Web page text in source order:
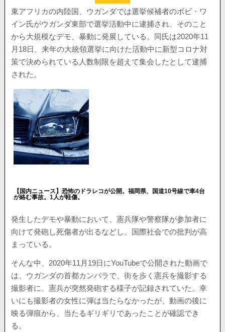
東アフリカの内陸国、ウガンダでは選挙候補者のボビ・ワ
イン氏がウガンダ東部で選挙活動中に逮捕され、そのこと
から大規模なデモ、暴動に発展している。同氏は2020年11
月18日、来年の大統領選挙に向けた活動中に新型コロナ対
策で決められている人数制限を超えて集会したとして逮捕
された。
【国内ニュース】恐怖のドラレコが公開。福岡県、国道10号線で車4台
が絡む事故。1人が軽傷。
発生したデモや暴動において、憲兵隊や警察隊が参加者に
向けて発砲し死傷者が出るなどし、国際社会での批判が高
まっている。
そんな中、2020年11月19日にYouTubeで公開された動画で
は、ウガンダの首都カンパラで、街を歩く憲兵を撮影する
撮影者に、憲兵が突然発砲する様子が記録されていた。幸
いにも撮影者の女性に弾は当たらなかったが、動画の後に
映る弾痕から、当たるギリギリであったことが確認でき
る。